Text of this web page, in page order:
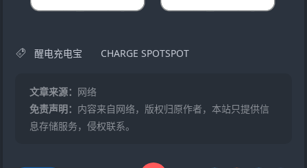
醒电充电宝 CHARGE SPOTSPOT
文章来源： 网络
免责声明： 内容来自网络，版权归原作者，本站只提供信
息存储服务，侵权联系。